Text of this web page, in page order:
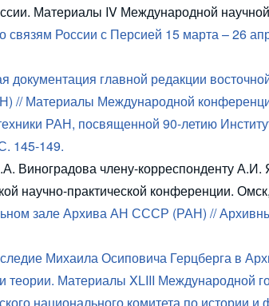
Материалы IV Международной
связям России с Персией 15 марта – 26
документация главной редакции
Материалы Международной
РАН, посвященной 90-летию
145-149.
Виноградова члену-корреспонденту
научно-практической конференции.
зале Архива АН СССР (РАН) //
Михаила Осиповича Герцберга в
теории. Материалы XLIII Международной